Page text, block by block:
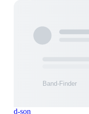
d-son